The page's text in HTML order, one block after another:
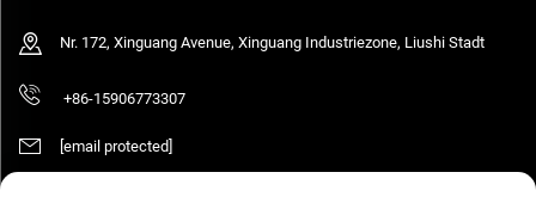
Nr. 172, Xinguang Avenue, Xinguang Industriezone, Liushi Stadt
+86-15906773307
[email protected]